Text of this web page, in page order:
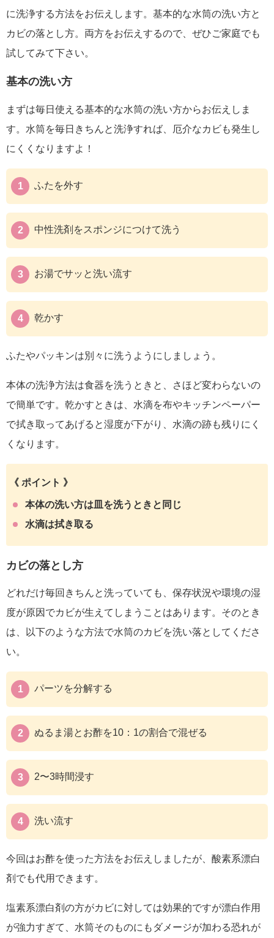
に洗浄する方法をお伝えします。 基本的な水筒の洗い方と
カビの落とし方。両方をお伝えするので、ぜひご家庭でも
試してみて下さい。
基本の洗い方
まずは毎日使える基本的な水筒の洗い方からお伝えしま
す。 水筒を毎日きちんと洗浄すれば、厄介なカビも発生し
にくくなりますよ！
ふたを外す
中性洗剤をスポンジにつけて洗う
お湯でサッと洗い流す
乾かす
ふたやパッキンは別々に洗う ようにしましょう。
本体の洗浄方法は食器を洗うときと、さほど変わらないの
で簡単です。 乾かすときは、 水滴を布やキッチンペーパー
で拭き取ってあげると湿度が下がり、水滴の跡も残りにく
くなります。
《 ポイント 》
本体の洗い方は皿を洗うときと同じ
水滴は拭き取る
カビの落とし方
どれだけ毎回きちんと洗っていても、保存状況や環境の湿
度が原因でカビが生えてしまうことはあります。 そのとき
は、以下のような方法で水筒のカビを洗い落としてくださ
い。
パーツを分解する
ぬるま湯とお酢を10：1の割合で混ぜる
2〜3時間浸す
洗い流す
今回はお酢を使った方法をお伝えしましたが、 酸素系漂白
剤でも代用 できます。
塩素系漂白剤の方がカビに対しては効果的ですが漂白作用
が強力すぎて、水筒そのものにもダメージが加わる恐れが